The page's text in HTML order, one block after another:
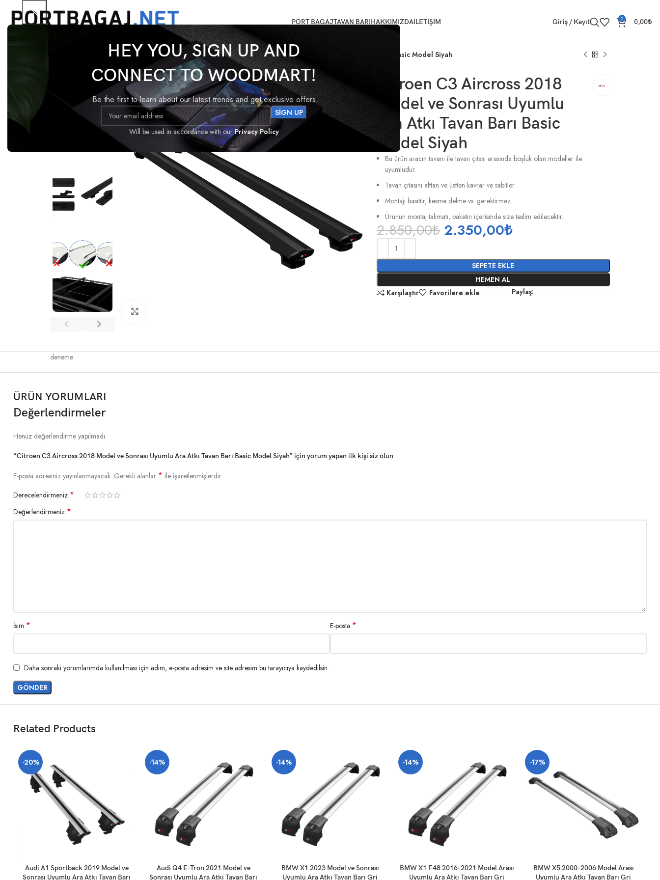
HEY YOU, SIGN UP AND
CONNECT TO WOODMART!
Be the first to learn about our latest trends and get exclusive offers
Will be used in accordance with ourPrivacy Policy
PORT BAGAJTAVAN BARIHAKKIMIZDAİLETİŞİM Giriş / Kayıt 0 0,00₺
Tavan Barı Basic Citroen C3 Aircross 2018 Model ve Sonrası Uyumlu Ara Atkı Tavan Barı Basic Model Siyah
-18%
Citroen C3 Aircross 2018
Model ve Sonrası Uyumlu
Ara Atkı Tavan Barı Basic
Model Siyah
Bu ürün aracın tavanı ile tavan çıtası arasında boşluk olan modeller ile
uyumludur.
Tavan çıtasını alttan ve üstten kavrar ve sabitler
Montajı basittir, kesme delme vs. gerektirmez.
Ürünün montaj talimatı, paketin içerisinde size teslim edilecektir.
2.850,00₺ 2.350,00₺
SEPETE EKLE
HEMEN AL
Karşılaştır
Favorilere ekle Paylaş:
deneme
ÜRÜN YORUMLARI
Değerlendirmeler
Henüz değerlendirme yapılmadı.
“Citroen C3 Aircross 2018 Model ve Sonrası Uyumlu Ara Atkı Tavan Barı Basic Model Siyah” için yorum yapan ilk kişi siz olun
E-posta adresiniz yayınlanmayacak. Gerekli alanlar * ile işaretlenmişlerdir
Derecelendirmeniz *
Değerlendirmeniz *
İsim * E-posta *
Daha sonraki yorumlarımda kullanılması için adım, e-posta adresim ve site adresim bu tarayıcıya kaydedilsin.
Related Products
-20%
SEPETE EKLE
Audi A1 Sportback 2019 Model ve
Sonrası Uyumlu Ara Atkı Tavan Barı
-14%
SEPETE EKLE
Audi Q4 E-Tron 2021 Model ve
Sonrası Uyumlu Ara Atkı Tavan Barı
-14%
SEPETE EKLE
BMW X1 2023 Model ve Sonrası
Uyumlu Ara Atkı Tavan Barı Gri
-14%
SEPETE EKLE
BMW X1 F48 2016-2021 Model Arası
Uyumlu Ara Atkı Tavan Barı Gri
-17%
SEPETE EKLE
BMW X5 2000-2006 Model Arası
Uyumlu Ara Atkı Tavan Barı Gri